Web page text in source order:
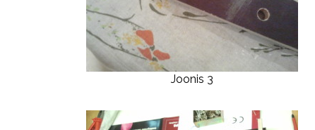
Joonis 3